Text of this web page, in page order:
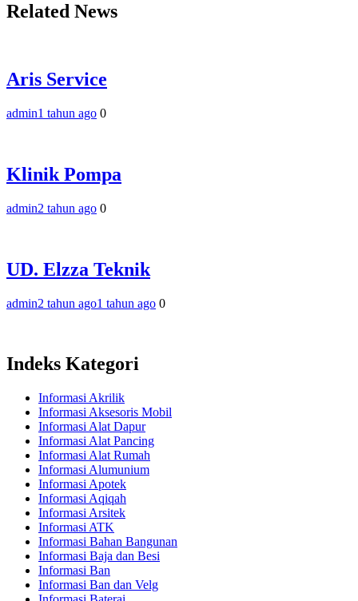
Related News
Aris Service
admin1 tahun ago 0
Klinik Pompa
admin2 tahun ago 0
UD. Elzza Teknik
admin2 tahun ago1 tahun ago 0
Indeks Kategori
Informasi Akrilik
Informasi Aksesoris Mobil
Informasi Alat Dapur
Informasi Alat Pancing
Informasi Alat Rumah
Informasi Alumunium
Informasi Apotek
Informasi Aqiqah
Informasi Arsitek
Informasi ATK
Informasi Bahan Bangunan
Informasi Baja dan Besi
Informasi Ban
Informasi Ban dan Velg